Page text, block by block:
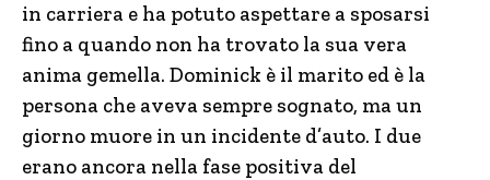
in carriera e ha potuto aspettare a sposarsi
fino a quando non ha trovato la sua vera
anima gemella. Dominick è il marito ed è la
persona che aveva sempre sognato, ma un
giorno muore in un incidente d’auto. I due
erano ancora nella fase positiva del